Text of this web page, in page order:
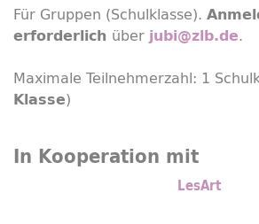
Für Gruppen (Schulklasse).
erforderlich überjubi@zlb.de.
Maximale Teilnehmerzahl: 1
Klasse)
In Kooperation mit
LesArt